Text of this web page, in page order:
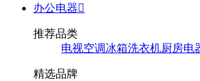
办公电器
推荐品类
电视空调冰箱洗衣机厨房电
精选品牌